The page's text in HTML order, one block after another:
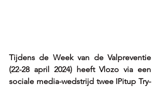
Tijdens de Week van de Valpreventie
(22-28 april 2024) heeft Vlozo via een
sociale media-wedstrijd twee IPitup Try-